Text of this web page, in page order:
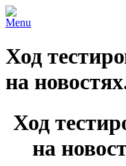
Menu
Ход
на
Ход
на